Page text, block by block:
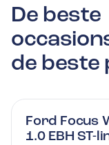
De beste
de beste
Ford Focus
1.0 EBH ST-